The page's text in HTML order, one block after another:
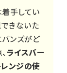
手してい
きないた
バンズがど
ライスバー
ンジの使